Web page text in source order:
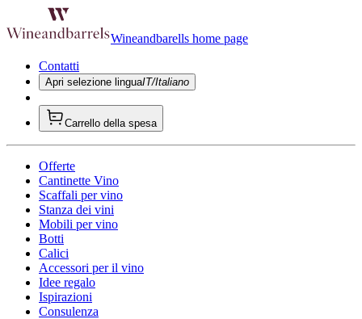
Wineandbarells home page
Contatti
Apri selezione linguaIT/Italiano
Carrello della spesa
Offerte
Cantinette Vino
Scaffali per vino
Stanza dei vini
Mobili per vino
Botti
Calici
Accessori per il vino
Idee regalo
Ispirazioni
Consulenza